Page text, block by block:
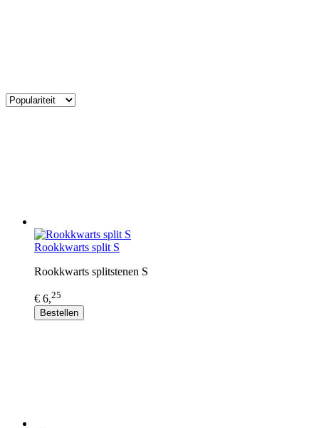
Rookkwarts split S
Rookkwarts splitstenen S
€ 6,25
Bestellen